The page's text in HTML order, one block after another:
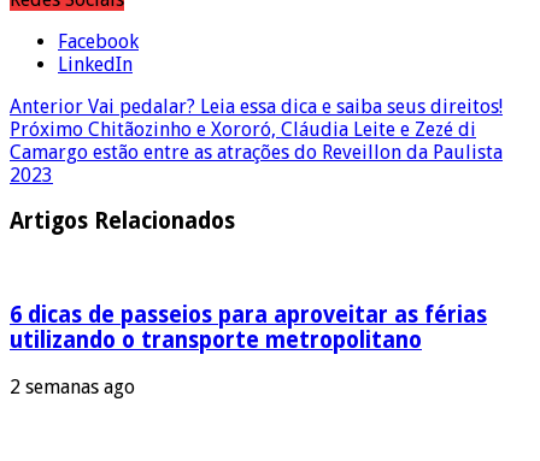
Facebook
LinkedIn
Anterior Vai pedalar? Leia essa dica e saiba seus direitos!
Próximo Chitãozinho e Xororó, Cláudia Leite e Zezé di
Camargo estão entre as atrações do Reveillon da Paulista
2023
Artigos Relacionados
6 dicas de passeios para aproveitar as férias
utilizando o transporte metropolitano
2 semanas ago